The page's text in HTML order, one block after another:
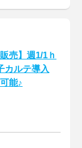
売】週1/1ｈ
カルテ導入
能♪